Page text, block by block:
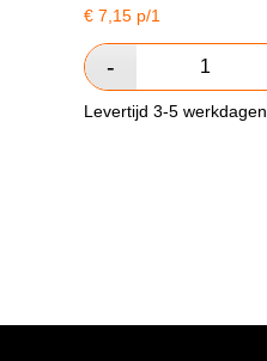
€ 7,15 p/1
Levertijd 3-5 werkdagen